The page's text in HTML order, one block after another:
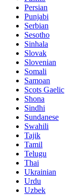
Persian
Punjabi
Serbian
Sesotho
Sinhala
Slovak
Slovenian
Somali
Samoan
Scots Gaelic
Shona
Sindhi
Sundanese
Swahili
Tajik
Tamil
Telugu
Thai
Ukrainian
Urdu
Uzbek